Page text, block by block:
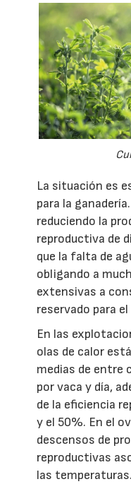
La situación es
para la
reduciendo la
reproductiva de
que la falta de
obligando a
extensivas a
reservado para
En las
olas de calor
medias de entre
por vaca y día,
de la eficiencia
y el 50%. En el
descensos de
reproductivas
las temperaturas.